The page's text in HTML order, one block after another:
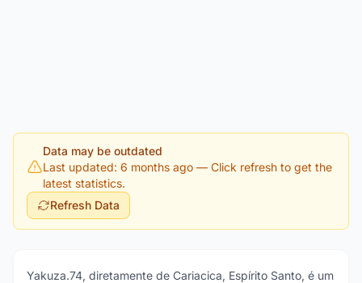
Data may be outdated
Last updated: 6 months ago — Click refresh to get the
latest statistics.
Refresh Data
Yakuza.74, diretamente de Cariacica, Espírito Santo, é um